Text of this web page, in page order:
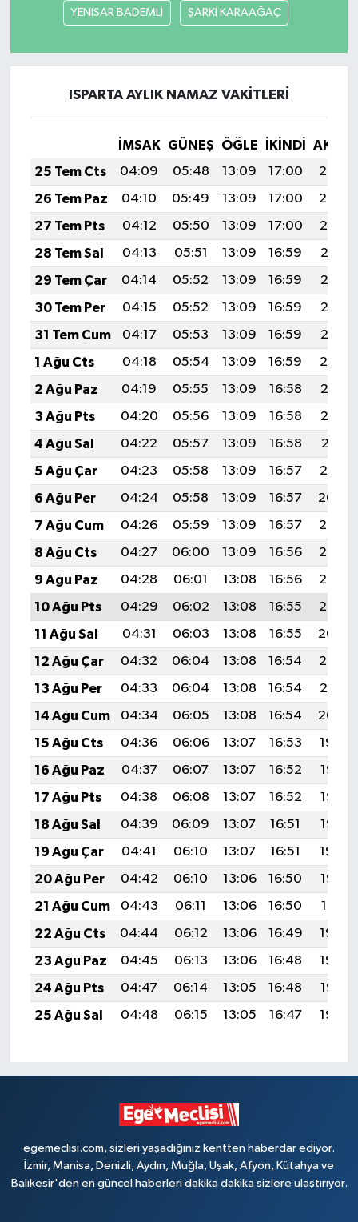
YENİSAR BADEMLİ ŞARKİ KARAAĞAÇ
ISPARTA AYLIK NAMAZ VAKITLERI
İMSAK GÜNEŞ ÖĞLE İKINDI
25 Tem Cts
04:09 05:48 13:09 17:00
20:20
26 Tem Paz
04:10 05:49 13:09 17:00
20:20
27 Tem Pts
04:12 05:50 13:09 17:00
20:19
28 Tem Sal
04:13 05:51 13:09 16:59
20:18
29 Tem Çar
04:14 05:52 13:09 16:59
20:17
30 Tem Per
04:15 05:52 13:09 16:59
20:16
31 Tem Cum
04:17 05:53 13:09 16:59
20:15
1 Ağu Cts
04:18 05:54 13:09 16:59
20:14
2 Ağu Paz
04:19 05:55 13:09 16:58
20:13
3 Ağu Pts
04:20 05:56 13:09 16:58
20:12
4 Ağu Sal
04:22 05:57 13:09 16:58
20:11
5 Ağu Çar
04:23 05:58 13:09 16:57
20:10
6 Ağu Per
04:24 05:58 13:09 16:57
20:09
7 Ağu Cum
04:26 05:59 13:09 16:57
20:08
8 Ağu Cts
04:27 06:00 13:09 16:56
20:07
9 Ağu Paz
04:28 06:01 13:08 16:56
20:06
10 Ağu Pts
04:29 06:02 13:08 16:55
20:05
11 Ağu Sal
04:31 06:03 13:08 16:55
20:04
12 Ağu Çar
04:32 06:04 13:08 16:54
20:02
13 Ağu Per
04:33 06:04 13:08 16:54
20:01
14 Ağu Cum
04:34 06:05 13:08 16:54
20:00
15 Ağu Cts
04:36 06:06 13:07 16:53
19:59
16 Ağu Paz
04:37 06:07 13:07 16:52
19:58
17 Ağu Pts
04:38 06:08 13:07 16:52
19:56
18 Ağu Sal
04:39 06:09 13:07 16:51
19:55
19 Ağu Çar
04:41 06:10 13:07 16:51
19:54
20 Ağu Per
04:42 06:10 13:06 16:50
19:52
21 Ağu Cum
04:43 06:11 13:06 16:50
19:51
22 Ağu Cts
04:44 06:12 13:06 16:49
19:50
23 Ağu Paz
04:45 06:13 13:06 16:48
19:48
24 Ağu Pts
04:47 06:14 13:05 16:48
19:47
25 Ağu Sal
04:48 06:15 13:05 16:47 19:45
egemeclisi.com, sizleri yaşadığınız kentten haberdar ediyor.
İzmir, Manisa, Denizli, Aydın, Muğla, Uşak, Afyon, Kütahya ve
Balıkesir'den en güncel haberleri dakika dakika sizlere ulaştırıyor.